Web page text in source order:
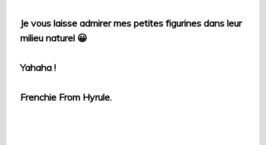
Je vous laisse admirer mes petites figurines dans leur
milieu naturel 😀
Yahaha !
Frenchie From Hyrule.